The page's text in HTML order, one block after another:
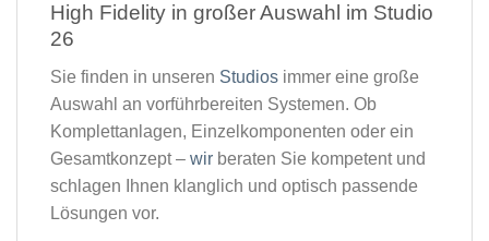
High Fidelity in großer Auswahl im Studio
26​
Sie finden in unseren Studios immer eine große
Auswahl an vorführbereiten Systemen. Ob
Komplettanlagen, Einzelkomponenten oder ein
Gesamtkonzept – wir beraten Sie kompetent und
schlagen Ihnen klanglich und optisch passende
Lösungen vor.